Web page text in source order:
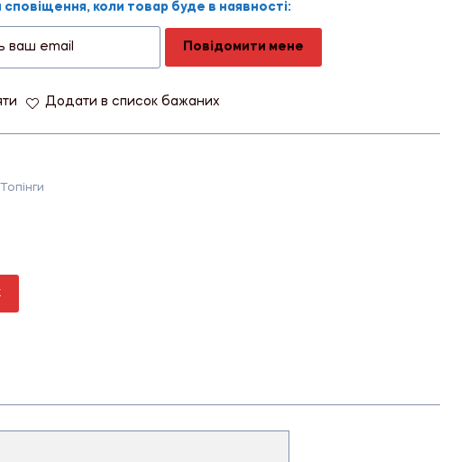
коли товар буде в наявності:
Повідомити мене
Додати в список бажаних
Топінги